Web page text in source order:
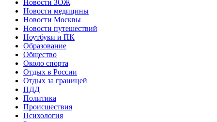
Новости ЗОЖ
Новости медицины
Новости Москвы
Новости путешествий
Ноутбуки и ПК
Образование
Общество
Около спорта
Отдых в России
Отдых за границей
ПДД
Политика
Происшествия
Психология